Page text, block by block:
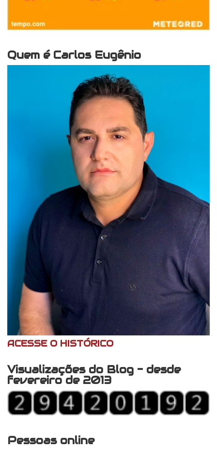
Quem é Carlos Eugênio
ACESSE O HISTÓRICO
Visualizações do Blog - desde
fevereiro de 2013
Pessoas online